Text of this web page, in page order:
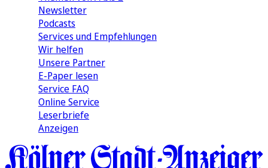
Newsletter
Podcasts
Services und Empfehlungen
Wir helfen
Unsere Partner
E-Paper lesen
Service FAQ
Online Service
Leserbriefe
Anzeigen